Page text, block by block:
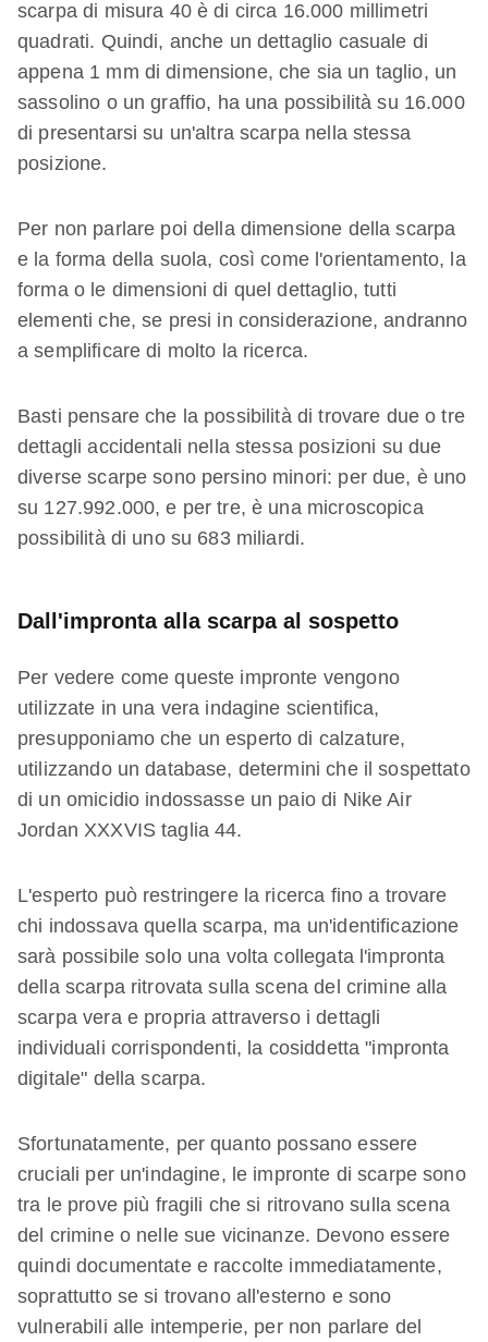
scarpa di misura 40 è di circa 16.000 millimetri
quadrati. Quindi, anche un dettaglio casuale di
appena 1 mm di dimensione, che sia un taglio, un
sassolino o un graffio, ha una possibilità su 16.000
di presentarsi su un'altra scarpa nella stessa
posizione.
Per non parlare poi della dimensione della scarpa
e la forma della suola, così come l'orientamento, la
forma o le dimensioni di quel dettaglio, tutti
elementi che, se presi in considerazione, andranno
a semplificare di molto la ricerca.
Basti pensare che la possibilità di trovare due o tre
dettagli accidentali nella stessa posizioni su due
diverse scarpe sono persino minori: per due, è uno
su 127.992.000, e per tre, è una microscopica
possibilità di uno su 683 miliardi.
Dall'impronta alla scarpa al sospetto
Per vedere come queste impronte vengono
utilizzate in una vera indagine scientifica,
presupponiamo che un esperto di calzature,
utilizzando un database, determini che il sospettato
di un omicidio indossasse un paio di Nike Air
Jordan XXXVIS taglia 44.
L'esperto può restringere la ricerca fino a trovare
chi indossava quella scarpa, ma un'identificazione
sarà possibile solo una volta collegata l'impronta
della scarpa ritrovata sulla scena del crimine alla
scarpa vera e propria attraverso i dettagli
individuali corrispondenti, la cosiddetta "impronta
digitale" della scarpa.
Sfortunatamente, per quanto possano essere
cruciali per un'indagine, le impronte di scarpe sono
tra le prove più fragili che si ritrovano sulla scena
del crimine o nelle sue vicinanze. Devono essere
quindi documentate e raccolte immediatamente,
soprattutto se si trovano all'esterno e sono
vulnerabili alle intemperie, per non parlare del